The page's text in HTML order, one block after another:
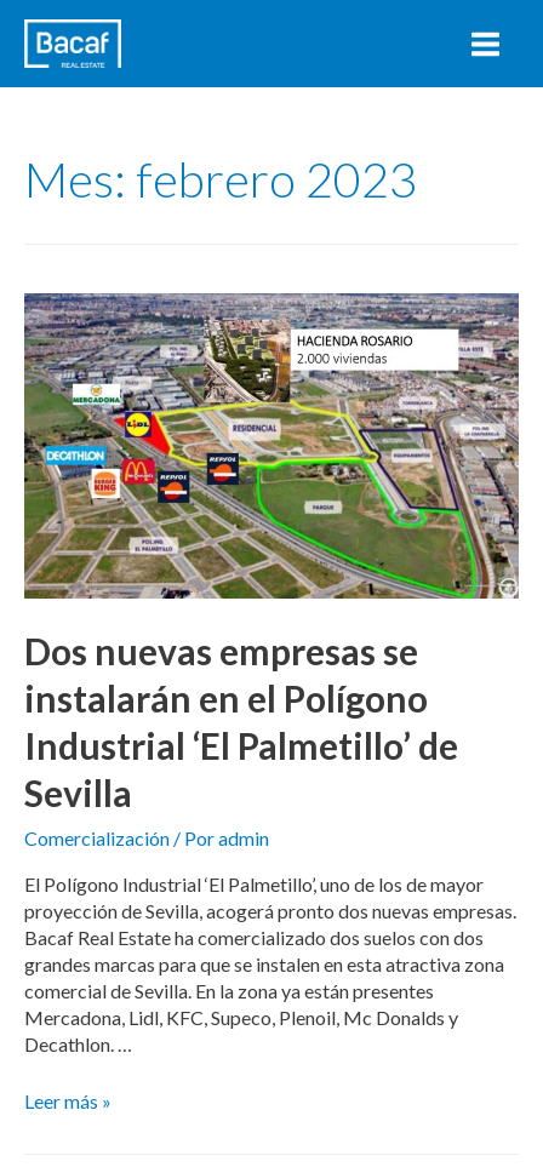
Mes: febrero 2023
Dos nuevas empresas se
instalarán en el Polígono
Industrial ‘El Palmetillo’ de
Sevilla
Comercialización / Poradmin
El Polígono Industrial ‘El Palmetillo’, uno de los de mayor
proyección de Sevilla, acogerá pronto dos nuevas empresas.
Bacaf Real Estate ha comercializado dos suelos con dos
grandes marcas para que se instalen en esta atractiva zona
comercial de Sevilla. En la zona ya están presentes
Mercadona, Lidl, KFC, Supeco, Plenoil, Mc Donalds y
Decathlon. …
Leer más »